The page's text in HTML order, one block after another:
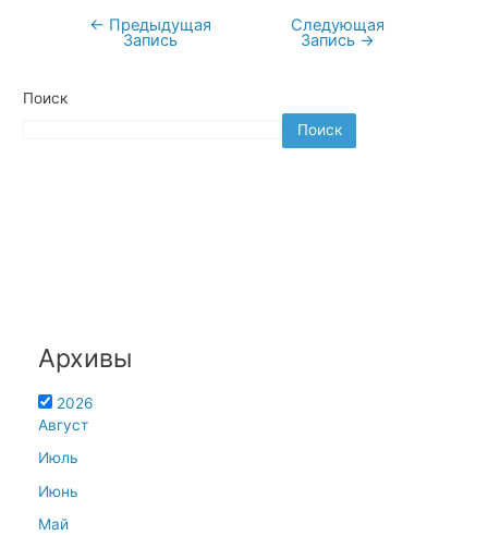
Навигация
← Предыдущая
Запись
Следующая
Запись →
Поиск
Поиск
Архивы
2026
Август
Июль
Июнь
Май